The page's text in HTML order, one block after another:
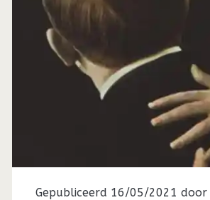
Gepubliceerd 16/05/2021 door